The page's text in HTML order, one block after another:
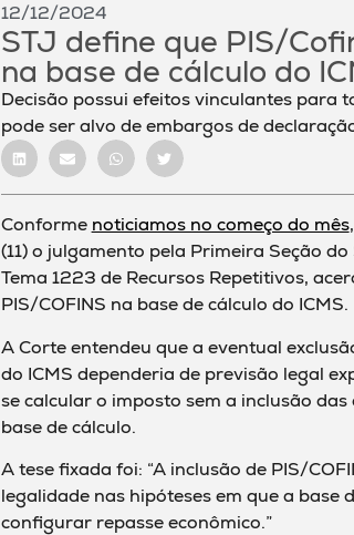
12/12/2024
STJ define que PIS/
na base de cálculo do
Decisão possui efeitos vinculantes para
pode ser alvo de embargos de
Conforme noticiamos no começo do mês
(11) o julgamento pela Primeira Seção
Tema 1223 de Recursos Repetitivos,
PIS/COFINS na base de cálculo do ICMS.
A Corte entendeu que a eventual
do ICMS dependeria de previsão legal
se calcular o imposto sem a inclusão
base de cálculo.
A tese fixada foi: “A inclusão de PIS/
legalidade nas hipóteses em que a base
configurar repasse econômico.”